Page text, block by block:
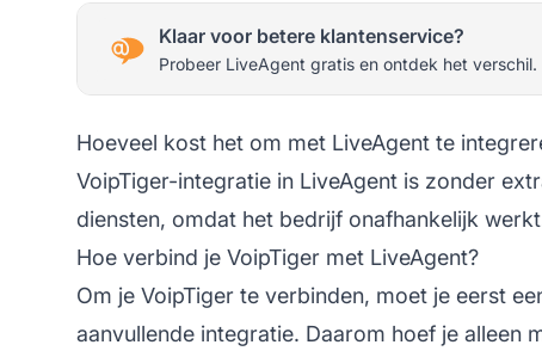
Klaar voor betere klantenservice?
Probeer LiveAgent gratis en ontdek het verschil.
Hoeveel kost het om met LiveAgent te
VoipTiger-integratie in LiveAgent is zonder
diensten, omdat het bedrijf onafhankelijk
Hoe verbind je VoipTiger met LiveAgent?
Om je VoipTiger te verbinden, moet je eerst
aanvullende integratie. Daarom hoef je alleen